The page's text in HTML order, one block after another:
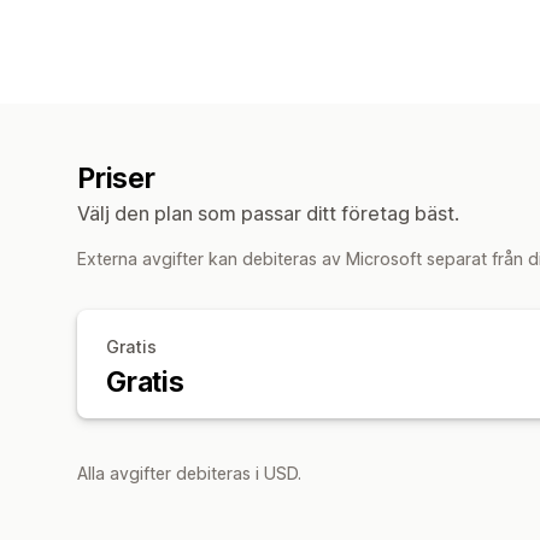
Priser
Välj den plan som passar ditt företag bäst.
Externa avgifter kan debiteras av Microsoft separat från
Gratis
Gratis
Alla avgifter debiteras i USD.